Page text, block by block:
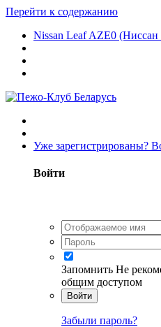
Перейти к содержанию
Nissan Leaf AZE0
Уже зарегистрированы?
Войти
Запомнить Не
общим доступом
Войти
Забыли пароль?